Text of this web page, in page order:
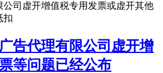
公司虚开增值税专用发票或虚开其他
扣
告代理有限公司虚开增
等问题已经公布